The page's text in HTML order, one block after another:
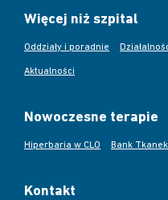
Więcej niż szpital
Oddziały i poradnie
Aktualności
Nowoczesne terapie
Hiperbaria w CLO Bank Tkanek
Kontakt